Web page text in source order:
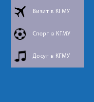
Визит в КГМУ
Спорт в КГМУ
Досуг в КГМУ